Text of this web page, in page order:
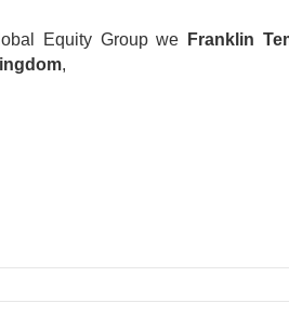
Equity Group we
Franklin
,